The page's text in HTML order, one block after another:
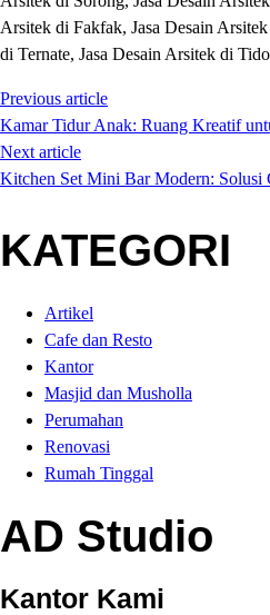
Arsitek di Fakfak, Jasa Desain
di Ternate, Jasa Desain Arsitek di
Previous article
Kamar Tidur Anak: Ruang Kreatif
Next article
Kitchen Set Mini Bar Modern: Solusi
KATEGORI
Artikel
Cafe dan Resto
Kantor
Masjid dan Musholla
Perumahan
Renovasi
Rumah Tinggal
AD Studio
Kantor Kami